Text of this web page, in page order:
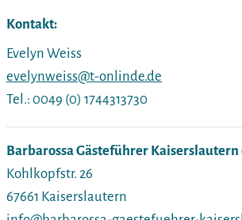
Kontakt:
Evelyn Weiss
evelynweiss@t-onlinde.de
Tel.: 0049 (0) 1744313730
Barbarossa Gästeführer Kaiserslautern
Kohlkopfstr. 26
67661 Kaiserslautern